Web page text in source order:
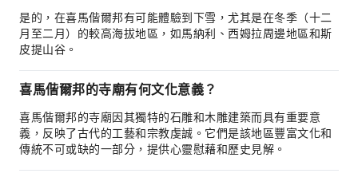
是的，在喜馬偕爾邦有可能體驗到下雪，尤其是在冬季（十二
月至二月）的較高海拔地區，如馬納利、西姆拉周邊地區和斯
皮提山谷。
喜馬偕爾邦的寺廟有何文化意義？
喜馬偕爾邦的寺廟因其獨特的石雕和木雕建築而具有重要意
義，反映了古代的工藝和宗教虔誠。它們是該地區豐富文化和
傳統不可或缺的一部分，提供心靈慰藉和歷史見解。